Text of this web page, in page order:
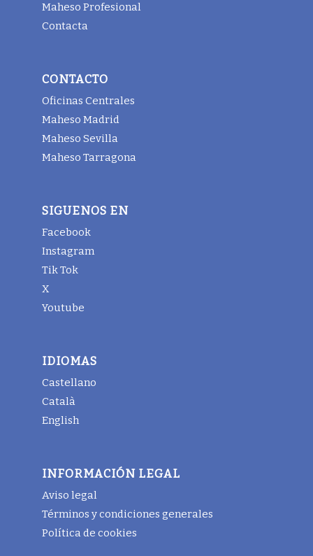
Maheso Profesional
Contacta
CONTACTO
Oficinas Centrales
Maheso Madrid
Maheso Sevilla
Maheso Tarragona
SIGUENOS EN
Facebook
Instagram
Tik Tok
X
Youtube
IDIOMAS
Castellano
Català
English
INFORMACIÓN LEGAL
Aviso legal
Términos y condiciones generales
Política de cookies